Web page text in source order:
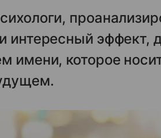
интересный эффект,
имени, которое